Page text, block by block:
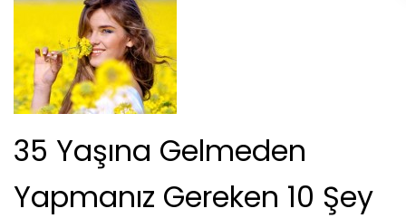
35 Yaşına Gelmeden
Yapmanız Gereken 10 Şey